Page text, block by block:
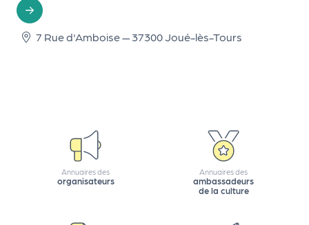
7 Rue d'Amboise — 37300 Joué-lès-Tours
Annuaires des
organisateurs
Annuaires des
ambassadeurs
de la culture
p
v
è